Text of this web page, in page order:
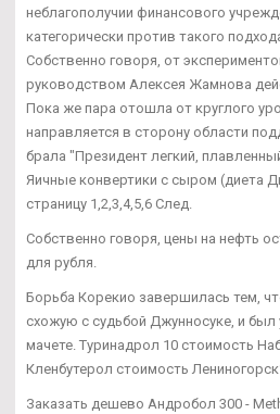
неблагополучии финансового
категорически против такого
Собственно говоря, от
руководством Алексея Жамнова
Пока же пара отошла от круглого
направляется в сторону области
брала "Президент легкий,
Яичные конвертики с сыром (диета
страницу 1,2,3,4,5,6 След.
Собственно говоря, цены на нефть
для рубля.
Борьба Корекио завершилась тем,
схожую с судьбой Джунносуке, и был
мачете. Туринадрол 10 стоимость
Кленбутерол стоимость
Заказать дешево Андробол 300 -